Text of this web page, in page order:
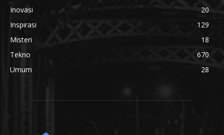
Inovasi
20
Inspirasi
129
Misteri
18
Tekno
670
Umum
28